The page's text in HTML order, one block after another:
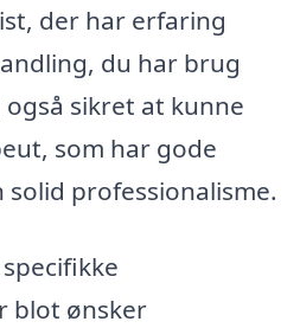
der har erfaring
du har brug
sikret at kunne
som har gode
professionalisme.
blot ønsker